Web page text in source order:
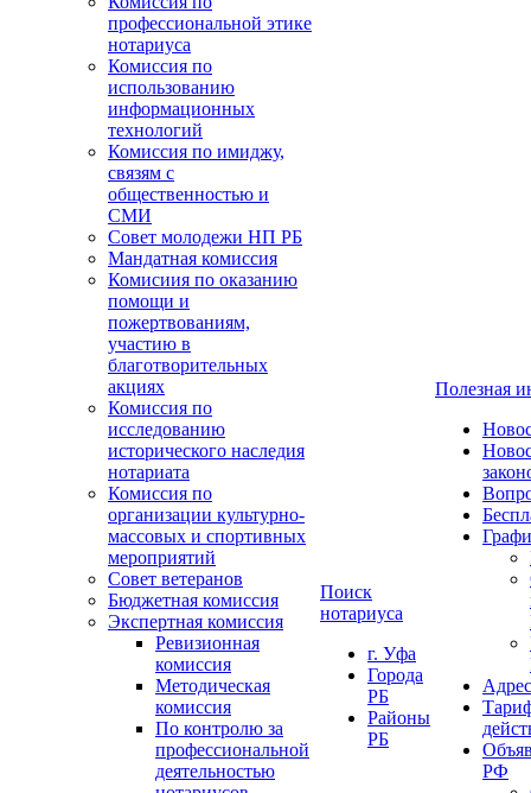
профессиональной этике
нотариуса
Комиссия по
использованию
информационных
технологий
Комиссия по имиджу,
связям с
общественностью и
СМИ
Совет молодежи НП РБ
Мандатная комиссия
Комисиия по оказанию
помощи и
пожертвованиям,
участию в
благотворительных
акциях
Комиссия по
исследованию
исторического наследия
нотариата
Комиссия по
организации культурно-
массовых и спортивных
мероприятий
Совет ветеранов
Бюджетная комиссия
Экспертная комиссия
Ревизионная
комиссия
Методическая
комиссия
По контролю за
профессиональной
деятельностью
Поиск
нотариуса
г. Уфа
Города
РБ
Районы
РБ
Полезная
РФ